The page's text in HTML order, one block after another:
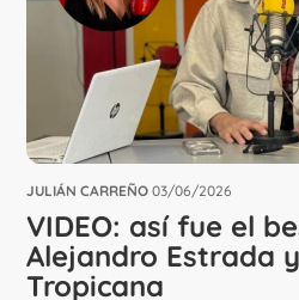
JULIÁN CARREÑO 03/06/2026
VIDEO: así fue el
Alejandro Estrada y
Tropicana